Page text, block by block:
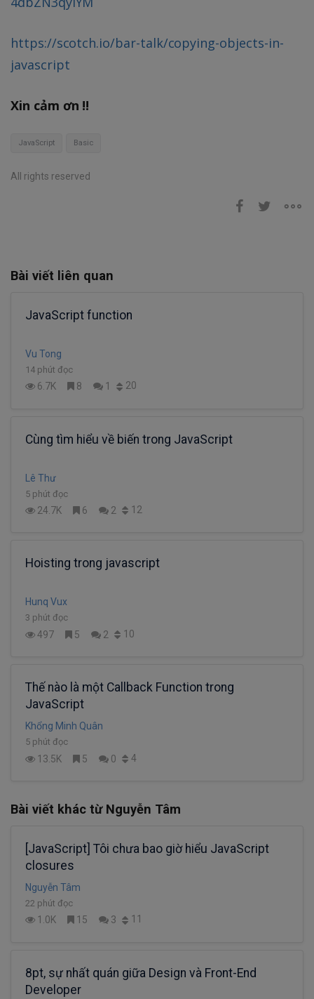
https://scotch.io/bar-talk/copying-objects-in-
javascript
Xin cảm ơn !!
JavaScript Basic
All rights reserved
Bài viết liên quan
JavaScript function
Vu Tong
14 phút đọc
6.7K 8 1 20
Cùng tìm hiểu về biến trong JavaScript
Lê Thư
5 phút đọc
24.7K 6 2 12
Hoisting trong javascript
Hunq Vux
3 phút đọc
497 5 2 10
Thế nào là một Callback Function trong
JavaScript
Khổng Minh Quân
5 phút đọc
13.5K 5 0 4
Bài viết khác từ Nguyễn Tâm
[JavaScript] Tôi chưa bao giờ hiểu JavaScript
closures
Nguyễn Tâm
22 phút đọc
1.0K 15 3 11
8pt, sự nhất quán giữa Design và Front-End
Developer